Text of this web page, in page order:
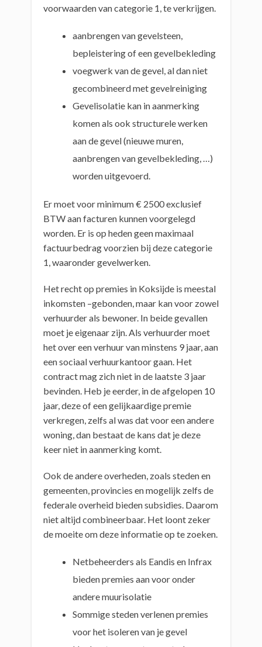
voorwaarden van categorie 1, te verkrijgen.
aanbrengen van gevelsteen,
bepleistering of een gevelbekleding
voegwerk van de gevel, al dan niet
gecombineerd met gevelreiniging
Gevelisolatie kan in aanmerking
komen als ook structurele werken
aan de gevel (nieuwe muren,
aanbrengen van gevelbekleding, …)
worden uitgevoerd.
Er moet voor minimum € 2500 exclusief
BTW aan facturen kunnen voorgelegd
worden. Er is op heden geen maximaal
factuurbedrag voorzien bij deze categorie
1, waaronder gevelwerken.
Het recht op premies in Koksijde is meestal
inkomsten –gebonden, maar kan voor zowel
verhuurder als bewoner. In beide gevallen
moet je eigenaar zijn. Als verhuurder moet
het over een verhuur van minstens 9 jaar, aan
een sociaal verhuurkantoor gaan. Het
contract mag zich niet in de laatste 3 jaar
bevinden. Heb je eerder, in de afgelopen 10
jaar, deze of een gelijkaardige premie
verkregen, zelfs al was dat voor een andere
woning, dan bestaat de kans dat je deze
keer niet in aanmerking komt.
Ook de andere overheden, zoals steden en
gemeenten, provincies en mogelijk zelfs de
federale overheid bieden subsidies. Daarom
niet altijd combineerbaar. Het loont zeker
de moeite om deze informatie op te zoeken.
Netbeheerders als Eandis en Infrax
bieden premies aan voor onder
andere muurisolatie
Sommige steden verlenen premies
voor het isoleren van je gevel